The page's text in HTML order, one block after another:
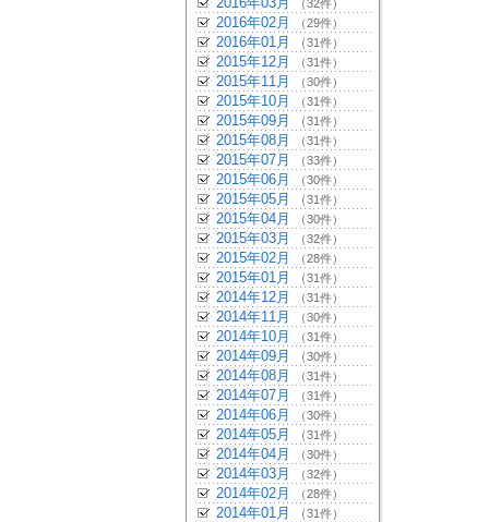
（32件）
2016年02月 （29件）
2016年01月 （31件）
2015年12月 （31件）
2015年11月 （30件）
2015年10月 （31件）
2015年09月 （31件）
2015年08月 （31件）
2015年07月 （33件）
2015年06月 （30件）
2015年05月 （31件）
2015年04月 （30件）
2015年03月 （32件）
2015年02月 （28件）
2015年01月 （31件）
2014年12月 （31件）
2014年11月 （30件）
2014年10月 （31件）
2014年09月 （30件）
2014年08月 （31件）
2014年07月 （31件）
2014年06月 （30件）
2014年05月 （31件）
2014年04月 （30件）
2014年03月 （32件）
2014年02月 （28件）
2014年01月 （31件）